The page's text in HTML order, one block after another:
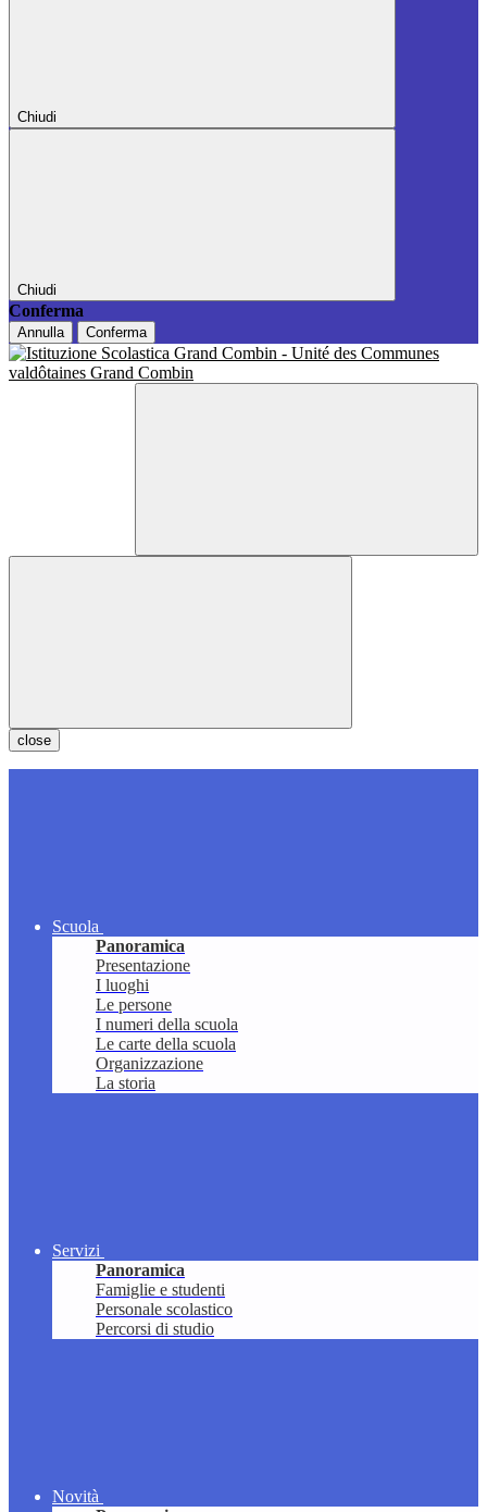
Chiudi
Chiudi
Conferma
Annulla Conferma
close
Scuola
Panoramica
Presentazione
I luoghi
Le persone
I numeri della scuola
Le carte della scuola
Organizzazione
La storia
Servizi
Panoramica
Famiglie e studenti
Personale scolastico
Percorsi di studio
Novità